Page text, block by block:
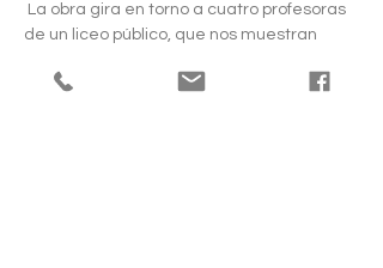
La obra gira en torno a cuatro profesoras
de un liceo público, que nos muestran
profesores, las complejas condiciones